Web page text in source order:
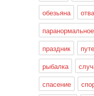
обезьяна
паранормальное
праздник
рыбалка
спасение